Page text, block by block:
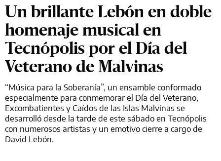
Un brillante Lebón en doble
homenaje musical en
Tecnópolis por el Día del
Veterano de Malvinas
“Música para la Soberanía”, un ensamble conformado
especialmente para conmemorar el Día del Veterano,
Excombatientes y Caídos de las Islas Malvinas se
desarrolló desde la tarde de este sábado en Tecnópolis
con numerosos artistas y un emotivo cierre a cargo de
David Lebón.